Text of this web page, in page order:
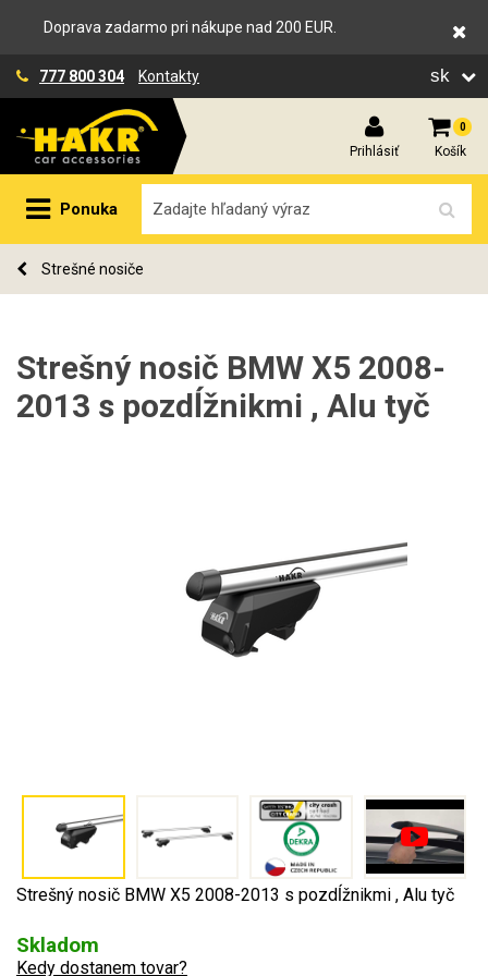
Doprava zadarmo pri nákupe nad 200 EUR.
777 800 304 Kontakty sk
Prihlásiť
0
Košík
Ponuka
Strešné nosiče
Strešný nosič BMW X5 2008-
2013 s pozdĺžnikmi , Alu tyč
Strešný nosič BMW X5 2008-2013 s pozdĺžnikmi , Alu tyč
Skladom
Kedy dostanem tovar?